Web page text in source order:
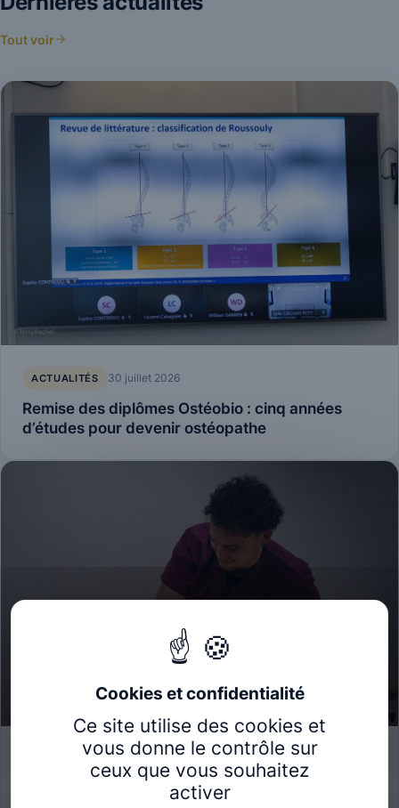
Tout voir
ACTUALITÉS 30 juillet 2026
Remise des diplômes Ostéobio : cinq années
d’études pour devenir ostéopathe
ACTUALITÉS 26 juin 2026
Prise en charge des troubles fonctionnels en
Ce site utilise des cookies et
vous donne le contrôle sur
ceux que vous souhaitez
activer